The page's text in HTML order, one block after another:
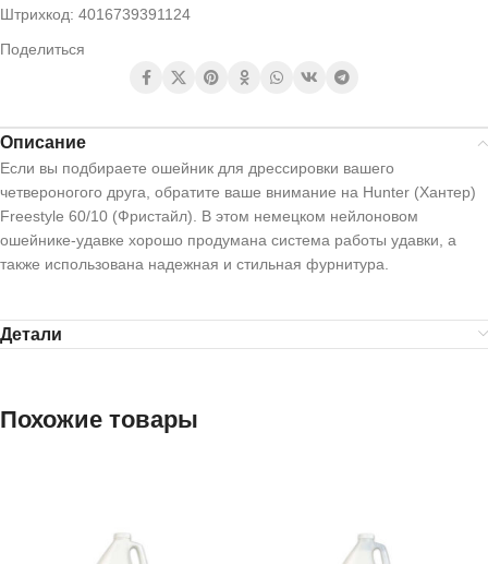
Штрихкод: 4016739391124
Поделиться
Описание
Если вы подбираете ошейник для дрессировки вашего
четвероногого друга, обратите ваше внимание на Hunter (Хантер)
Freestyle 60/10 (Фристайл). В этом немецком нейлоновом
ошейнике-удавке хорошо продумана система работы удавки, а
также использована надежная и стильная фурнитура.
Детали
Похожие товары